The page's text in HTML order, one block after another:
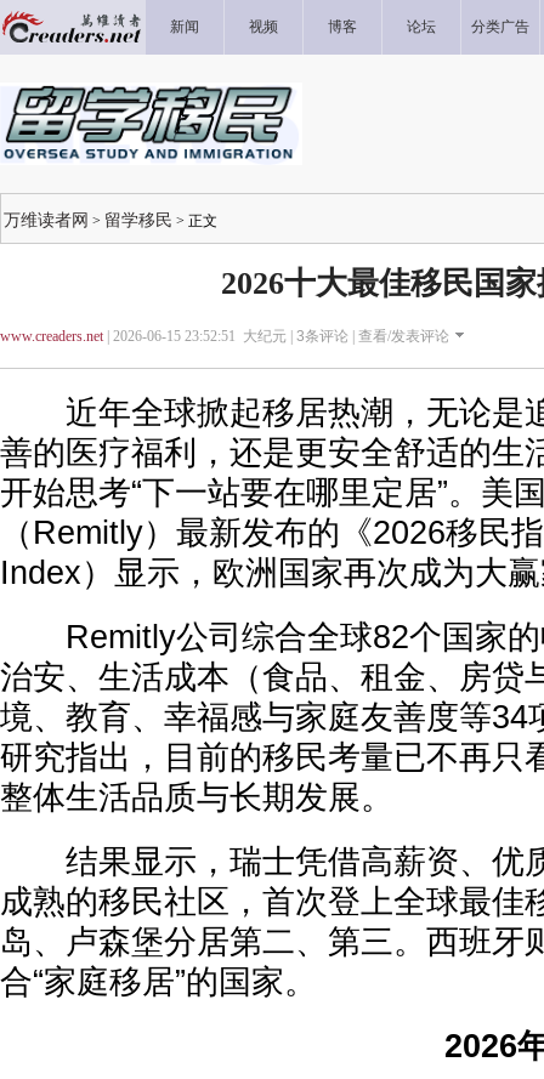
新闻 视频 博客 论坛 分类广告
万维读者网 > 留学移民 > 正文
2026十大最佳移民国
www.creaders.net| 2026-06-15 23:52:51 大纪元 | 3条评论 | 查看/发表评论
近年全球掀起移居热潮，无论是
善的医疗福利，还是更安全舒适的生
开始思考“下一站要在哪里定居”。美
（Remitly）最新发布的《2026移民
Index）显示，欧洲国家再次成为大
Remitly公司综合全球82个国家的
治安、生活成本（食品、租金、房贷
境、教育、幸福感与家庭友善度等34
研究指出，目前的移民考量已不再只
整体生活品质与长期发展。
结果显示，瑞士凭借高薪资、优
成熟的移民社区，首次登上全球最佳
岛、卢森堡分居第二、第三。西班牙
合“家庭移居”的国家。
2026